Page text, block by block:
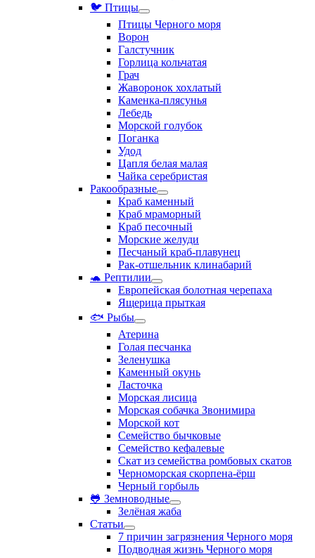
🐦 Птицы
Птицы Черного моря
Ворон
Галстучник
Горлица кольчатая
Грач
Жаворонок хохлатый
Каменка-плясунья
Лебедь
Морской голубок
Поганка
Удод
Цапля белая малая
Чайка серебристая
Ракообразные
Краб каменный
Краб мраморный
Краб песочный
Морские желуди
Песчаный краб-плавунец
Рак-отшельник клинабарий
🐢 Рептилии
Европейская болотная черепаха
Ящерица прыткая
🐟 Рыбы
Атерина
Голая песчанка
Зеленушка
Каменный окунь
Ласточка
Морская лисица
Морская собачка Звонимира
Морской кот
Семейство бычковые
Семейство кефалевые
Скат из семейства ромбовых скатов
Черноморская скорпена-ёрш
Черный горбыль
🐸 Земноводные
Зелёная жаба
Статьи
7 причин загрязнения Черного моря
Подводная жизнь Черного моря